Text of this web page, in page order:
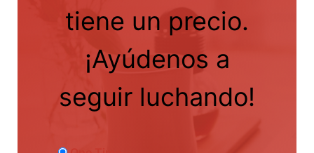
tiene un precio.
¡Ayúdenos a
seguir luchando!